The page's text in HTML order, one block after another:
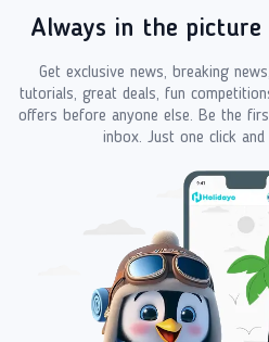
Always in the
Get exclusive news, breaking
tutorials, great deals, fun
offers before anyone else. Be the
inbox. Just one click